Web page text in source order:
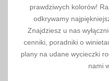
prawdziwych kolorów!
odkrywamy
Znajdziesz u nas
cenniki, poradniki o
plany na udane wycieczki
nami